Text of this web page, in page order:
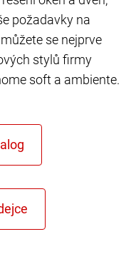
požadavky na
se nejprve
stylů firmy
soft a ambiente.